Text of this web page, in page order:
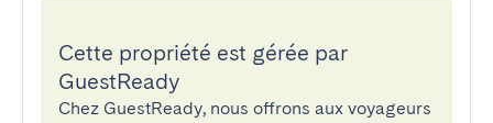
Cette propriété est gérée par
GuestReady
Chez GuestReady, nous offrons aux voyageurs